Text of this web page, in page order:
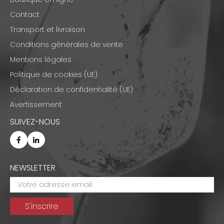
Contact
Transport et livraison
Conditions générales de vente
Mentions légales
Politique de cookies (UE)
Déclaration de confidentialité (UE)
Avertissement
SUIVEZ-NOUS
NEWSLETTER